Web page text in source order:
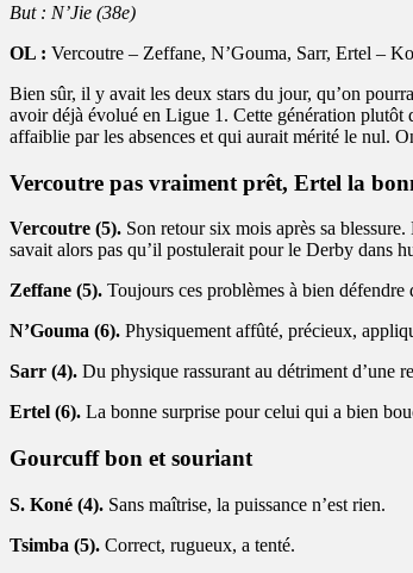
But : N’Jie (38e)
OL : Vercoutre – Zeffane, N’Gouma, Sarr, Ertel –
Bien sûr, il y avait les deux stars du jour, qu’on
avoir déjà évolué en Ligue 1. Cette génération plutôt
affaiblie par les absences et qui aurait mérité le nul.
Vercoutre pas vraiment prêt, Ertel la
Vercoutre (5). Son retour six mois après sa
savait alors pas qu’il postulerait pour le Derby dans
Zeffane (5). Toujours ces problèmes à bien
N’Gouma (6). Physiquement affûté, précieux,
Sarr (4). Du physique rassurant au détriment d’une
Ertel (6). La bonne surprise pour celui qui a bien
Gourcuff bon et souriant
S. Koné (4). Sans maîtrise, la puissance n’est rien.
Tsimba (5). Correct, rugueux, a tenté.